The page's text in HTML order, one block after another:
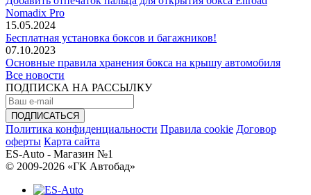
Nomadix Pro
15.05.2024
Бесплатная установка боксов и багажников!
07.10.2023
Основные правила хранения бокса на крышу автомобиля
Все новости
ПОДПИСКА НА РАССЫЛКУ
Политика конфиденциальности Правила cookie Договор
оферты Карта сайта
ES-Auto - Магазин №1
© 2009-2026 «ГК Автобад»